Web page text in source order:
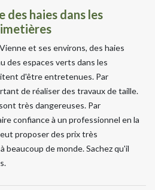
des haies dans les
et ses environs, des haies
des espaces verts dans les
d'être entretenues. Par
de réaliser des travaux de taille.
très dangereuses. Par
confiance à un professionnel en la
proposer des prix très
de monde. Sachez qu'il